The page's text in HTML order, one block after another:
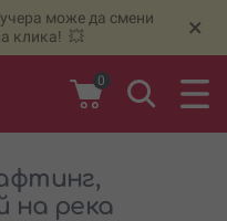
може да смени
клика! 💥
×
0
на река